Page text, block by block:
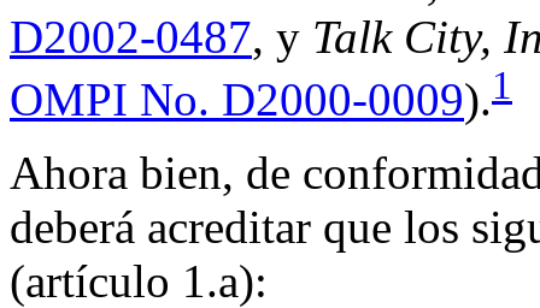
D2002-0487, y Talk City,
OMPI No. D2000-0009).1
Ahora bien, de
deberá acreditar que los
(artículo 1.a):